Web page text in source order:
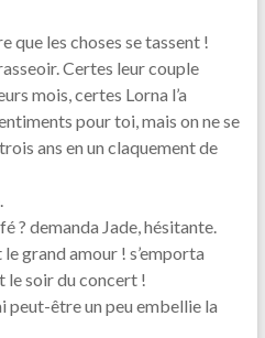
que les choses se tassent !
Certes leur couple
mois, certes Lorna l’a
pour toi, mais on ne se
ans en un claquement de
? demanda Jade, hésitante.
grand amour ! s’emporta
le soir du concert !
peut-être un peu embellie la